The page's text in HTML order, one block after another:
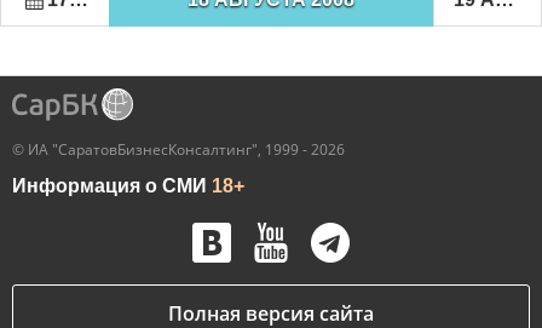
© ИА "СаратовБизнесКонсалтинг", 1999 - 2026
Информация о СМИ 18+
Полная версия сайта